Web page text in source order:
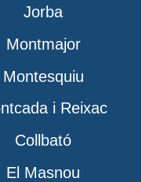
Jorba
Montmajor
Montesquiu
i Reixac
Collbató
El Masnou